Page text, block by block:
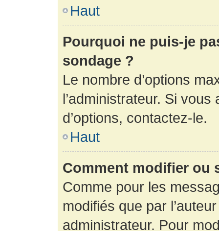
Haut
Pourquoi ne puis-je
sondage ?
Le nombre d’options
l’administrateur. Si
d’options, contactez-le.
Haut
Comment modifier ou
Comme pour les
modifiés que par
administrateur. Pour